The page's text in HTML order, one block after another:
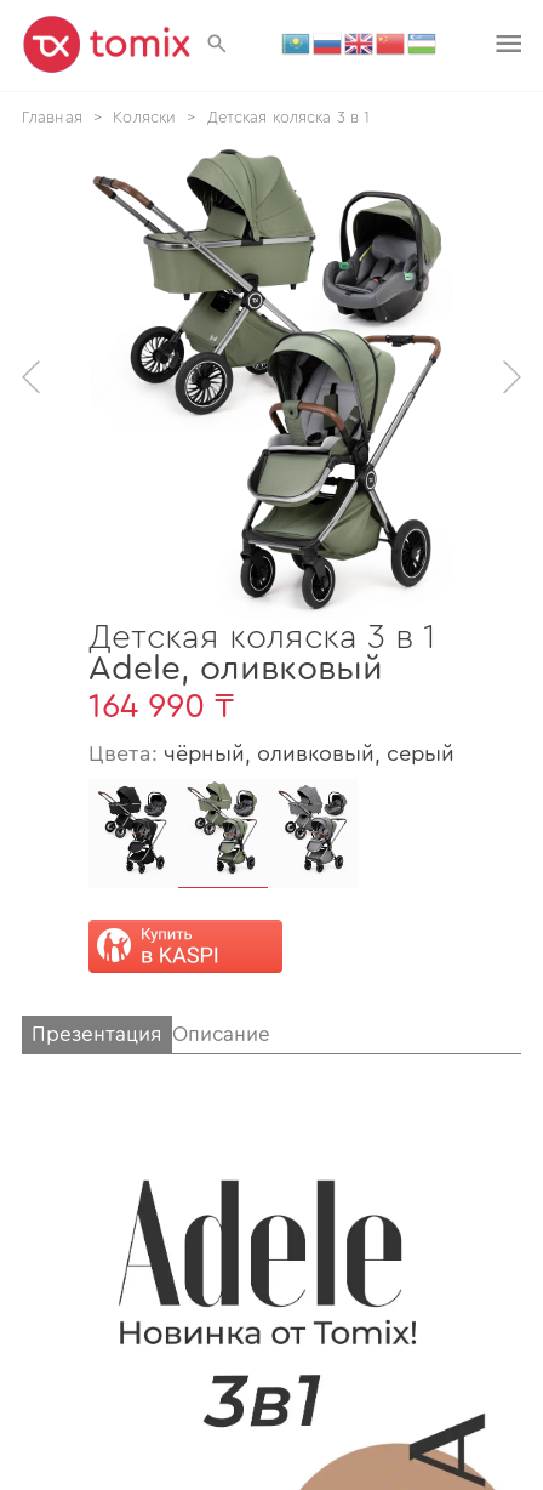
Главная > Коляски > Детская коляска 3 в 1
Детская коляска 3 в 1
Adele, оливковый
164 990 ₸
Цвета: чёрный, оливковый, серый
Презентация Описание